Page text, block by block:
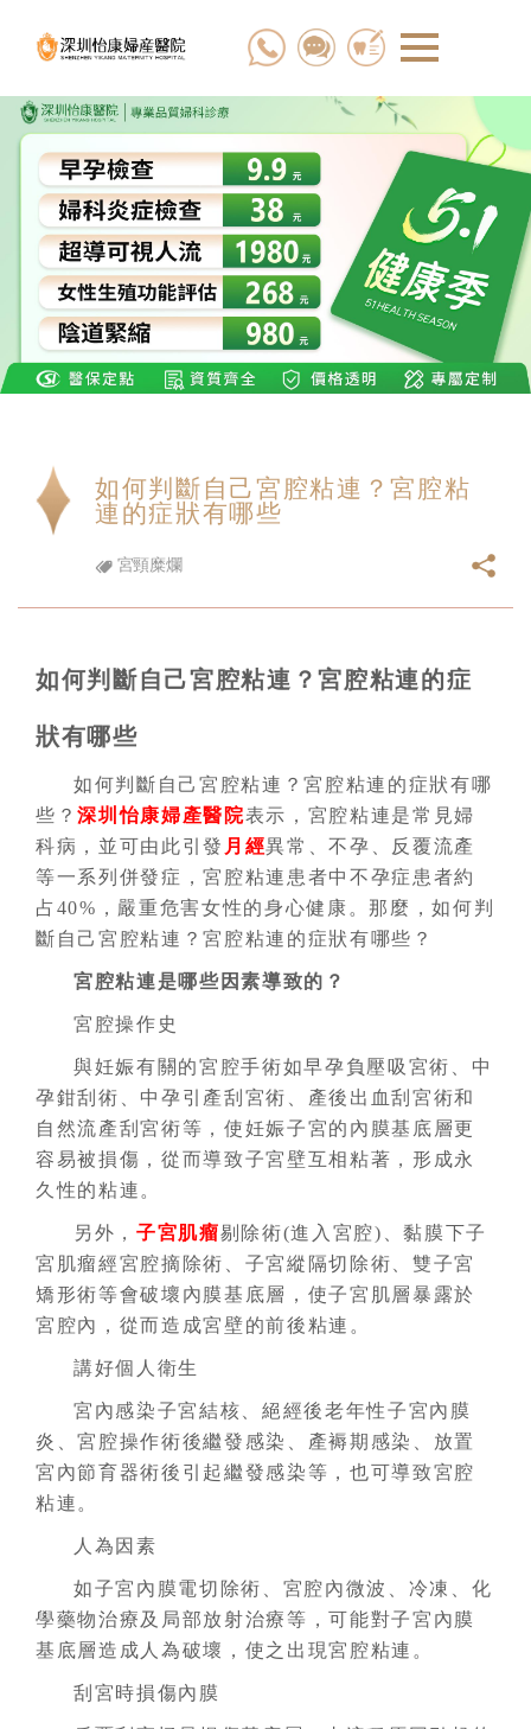
如何判斷自己宮腔粘連？宮腔粘
連的症狀有哪些
宮頸糜爛
如何判斷自己宮腔粘連？宮腔粘連的症
狀有哪些
如何判斷自己宮腔粘連？宮腔粘連的症狀有哪
些？深圳怡康婦產醫院表示，宮腔粘連是常見婦
科病，並可由此引發 月經異常、不孕、反覆流產
等一系列併發症，宮腔粘連患者中不孕症患者約
占40%，嚴重危害女性的身心健康。那麼，如何判
斷自己宮腔粘連？宮腔粘連的症狀有哪些？
宮腔粘連是哪些因素導致的？
宮腔操作史
與妊娠有關的宮腔手術如早孕負壓吸宮術、中
孕鉗刮術、中孕引產刮宮術、產後出血刮宮術和
自然流產刮宮術等，使妊娠子宮的內膜基底層更
容易被損傷，從而導致子宮壁互相粘著，形成永
久性的粘連。
另外，子宮肌瘤剔除術(進入宮腔)、黏膜下子
宮肌瘤經宮腔摘除術、子宮縱隔切除術、雙子宮
矯形術等會破壞內膜基底層，使子宮肌層暴露於
宮腔內，從而造成宮壁的前後粘連。
講好個人衛生
宮內感染子宮結核、絕經後老年性子宮內膜
炎、宮腔操作術後繼發感染、產褥期感染、放置
宮內節育器術後引起繼發感染等，也可導致宮腔
粘連。
人為因素
如子宮內膜電切除術、宮腔內微波、冷凍、化
學藥物治療及局部放射治療等，可能對子宮內膜
基底層造成人為破壞，使之出現宮腔粘連。
刮宮時損傷內膜